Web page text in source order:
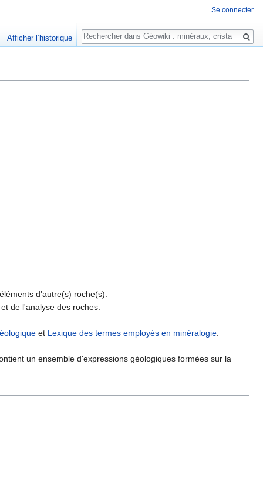
d'autre(s) roche(s).
de l'analyse des roches.
et Lexique des termes employés en minéralogie
un ensemble d'expressions géologiques formées sur la
Se connecter
Afficher l’historique
Rechercher